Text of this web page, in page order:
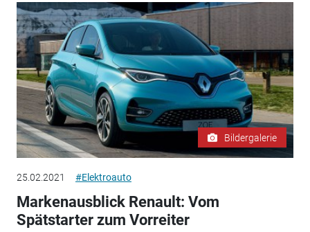
Bildergalerie
25.02.2021 #Elektroauto
Markenausblick Renault: Vom
Spätstarter zum Vorreiter